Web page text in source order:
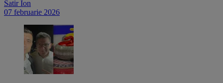
Satir Ion
07 februarie 2026